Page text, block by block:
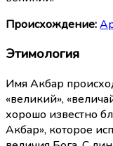
Происхождение:
Этимология
Имя Акбар
«великий»,
хорошо известно
Акбар», которое